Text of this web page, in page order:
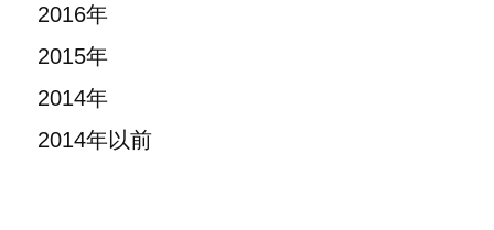
2016年
2015年
2014年
2014年以前